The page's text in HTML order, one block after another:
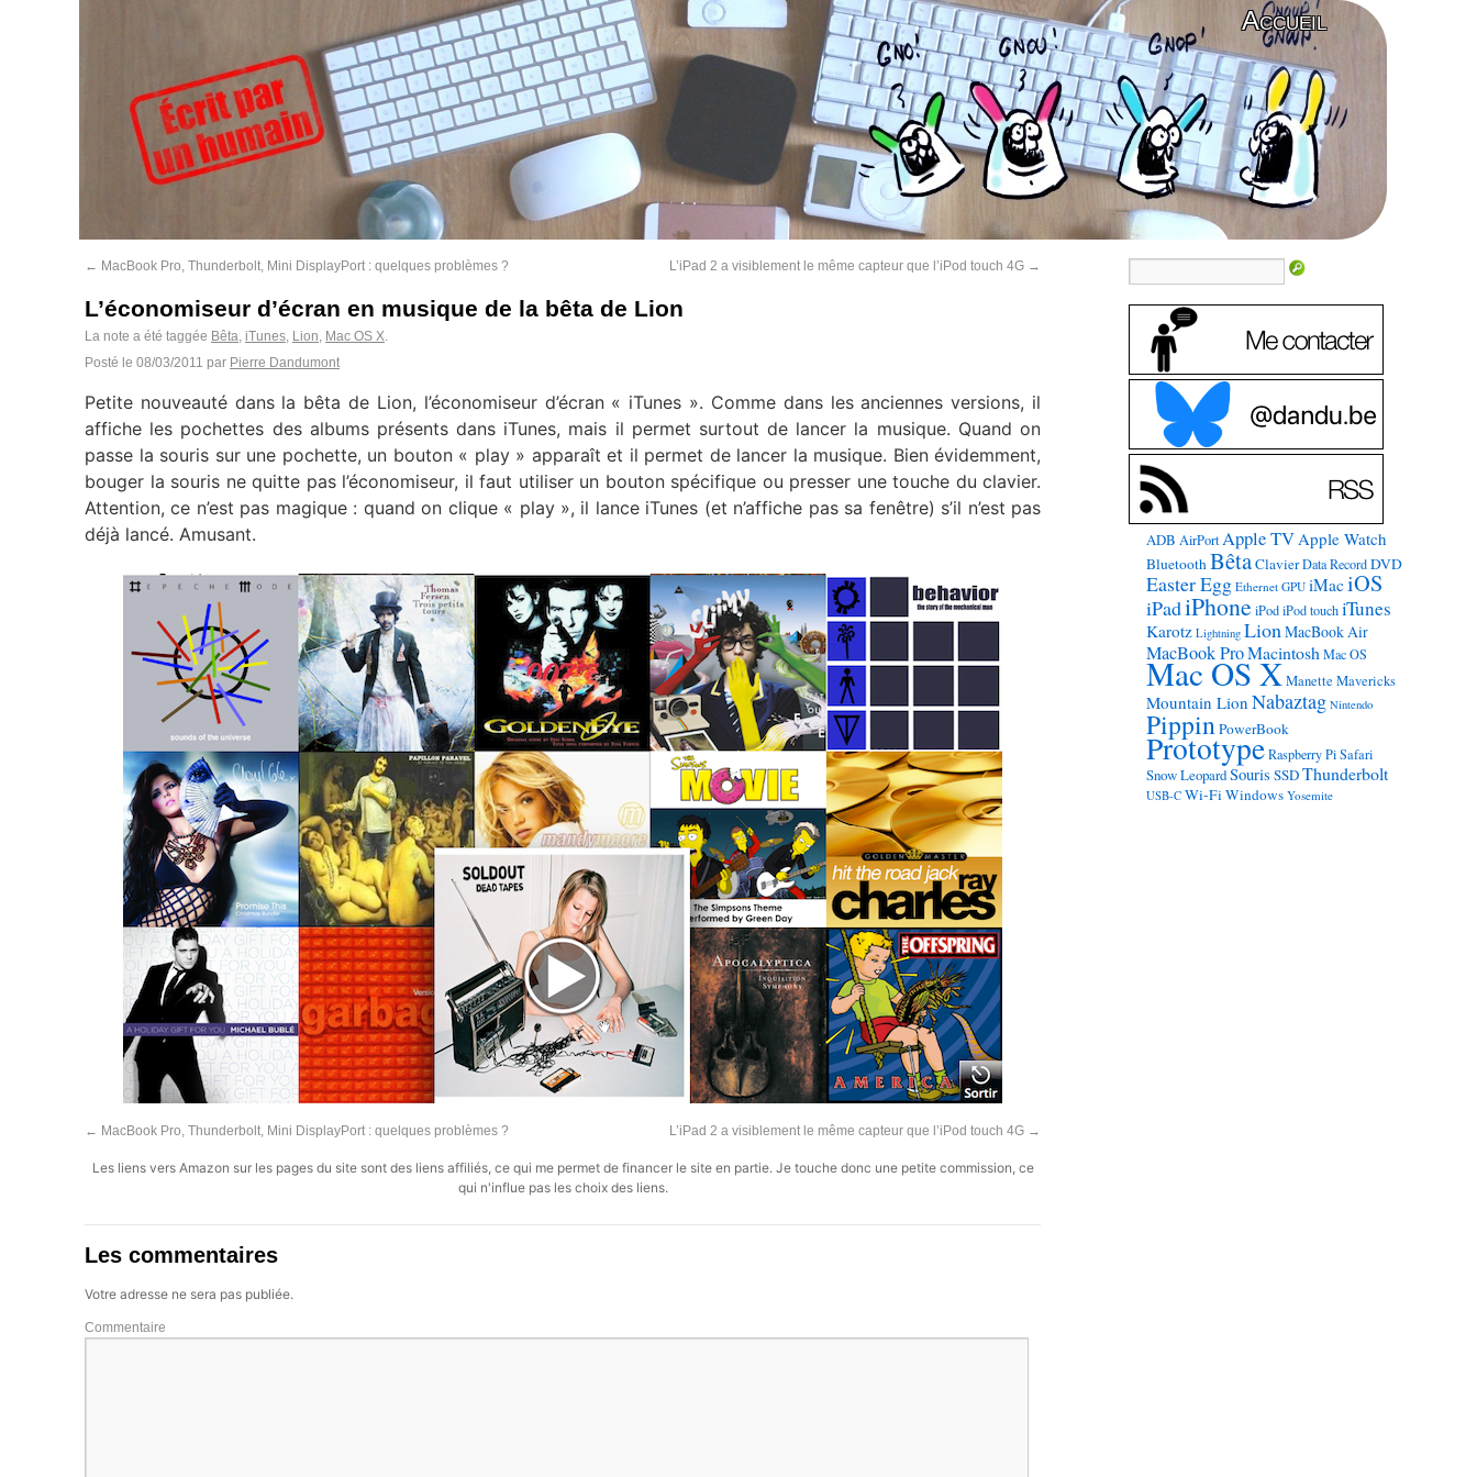
Accueil
← MacBook Pro, Thunderbolt, Mini DisplayPort : quelques problèmes ? L’iPad 2 a visiblement le même capteur que l’iPod touch 4G →
L’économiseur d’écran en musique de la bêta de Lion
La note a été taggée Bêta, iTunes, Lion, Mac OS X.
Posté le 08/03/2011 par Pierre Dandumont
Petite nouveauté dans la bêta de Lion, l’économiseur d’écran « iTunes ». Comme dans les anciennes versions, il
affiche les pochettes des albums présents dans iTunes, mais il permet surtout de lancer la musique. Quand on
passe la souris sur une pochette, un bouton « play » apparaît et il permet de lancer la musique. Bien évidemment,
bouger la souris ne quitte pas l’économiseur, il faut utiliser un bouton spécifique ou presser une touche du clavier.
Attention, ce n’est pas magique : quand on clique « play », il lance iTunes (et n’affiche pas sa fenêtre) s’il n’est pas
déjà lancé. Amusant.
← MacBook Pro, Thunderbolt, Mini DisplayPort : quelques problèmes ? L’iPad 2 a visiblement le même capteur que l’iPod touch 4G →
Les liens vers Amazon sur les pages du site sont des liens affiliés, ce qui me permet de financer le site en partie. Je touche donc une petite commission, ce
qui n'influe pas les choix des liens.
Les commentaires
Votre adresse ne sera pas publiée.
Commentaire
ADB AirPort Apple TVApple Watch
BluetoothBêtaClavier Data Record DVD
Easter Egg Ethernet GPU iMaciOS
iPadiPhone iPod iPod touch iTunes
Karotz Lightning LionMacBook Air
MacBook ProMacintosh Mac OS
Mac OS X Manette Mavericks
Mountain Lion Nabaztag Nintendo
PippinPowerBook
Prototype Raspberry Pi Safari
Snow LeopardSouris SSDThunderbolt
USB-C Wi-FiWindows Yosemite